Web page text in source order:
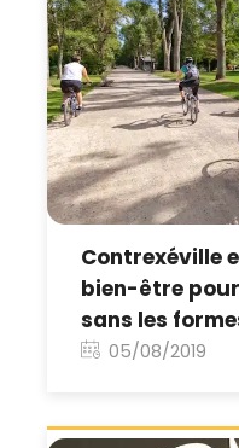
Contrexéville
bien-être
sans les
05/08/2019